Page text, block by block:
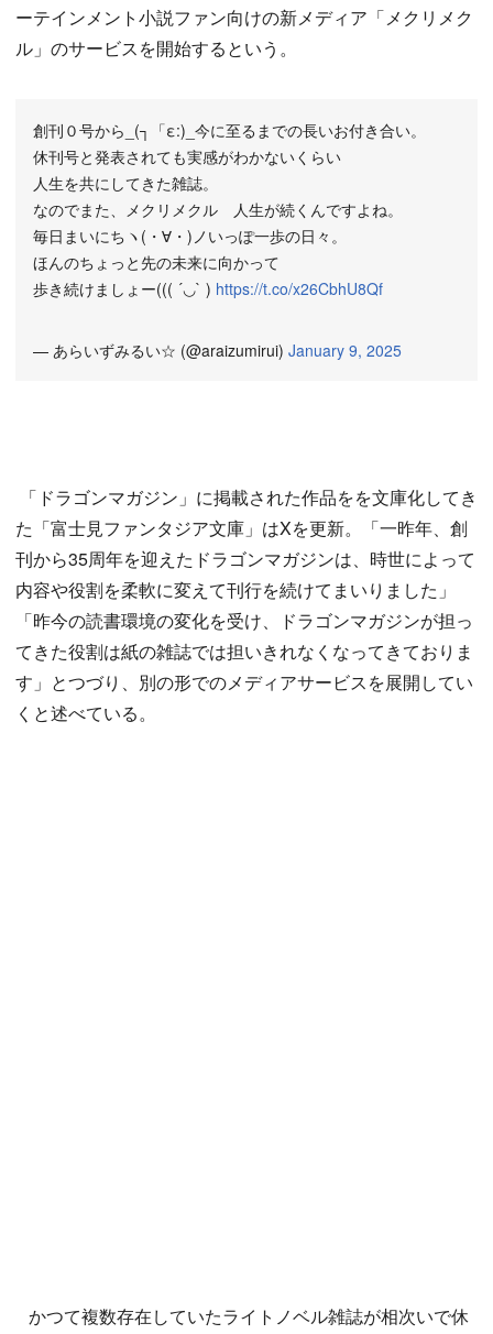
ーテインメント小説ファン向けの新メディア「メクリメク
ル」のサービスを開始するという。
創刊０号から_(┐「ε:)_今に至るまでの長いお付き合い。
休刊号と発表されても実感がわかないくらい
人生を共にしてきた雑誌。
なのでまた、メクリメクル 人生が続くんですよね。
毎日まいにちヽ(・∀・)ノいっぽ一歩の日々。
ほんのちょっと先の未来に向かって
歩き続けましょー((( ´◡` ) https://t.co/x26CbhU8Qf
— あらいずみるい☆ (@araizumirui) January 9, 2025
「ドラゴンマガジン」に掲載された作品をを文庫化してき
た「富士見ファンタジア文庫」はXを更新。「一昨年、創
刊から35周年を迎えたドラゴンマガジンは、時世によって
内容や役割を柔軟に変えて刊行を続けてまいりました」
「昨今の読書環境の変化を受け、ドラゴンマガジンが担っ
てきた役割は紙の雑誌では担いきれなくなってきておりま
す」とつづり、別の形でのメディアサービスを展開してい
くと述べている。
かつて複数存在していたライトノベル雑誌が相次いで休